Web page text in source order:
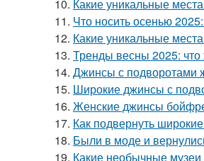
10. Какие уникальные
11. Что носить осенью
12. Какие уникальные
13. Тренды весны 2025: что
14. Джинсы с подворотами
15. Широкие джинсы с
16. Женские джинсы
17. Как подвернуть
18. Были в моде и
19. Какие необычные музеи